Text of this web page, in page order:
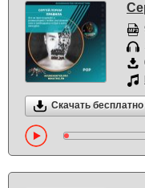
Скачать бесплатно